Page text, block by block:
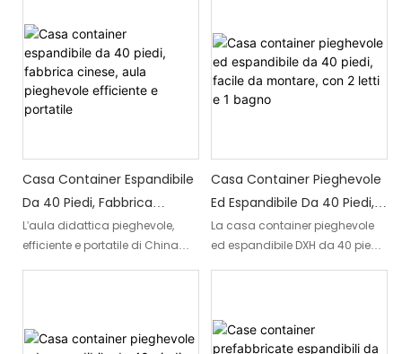
prefabbricata fonde
armoniosamente l'estetica con
la funzionalità pratica, offrendo
una soluzione conveniente,
sostenibile ed elegante per la
utilizzata come residenza
principale, come casa vacanze
o come alloggio temporaneo,
abitative.
conveniente. Realizzata con
una robusta struttura in acciaio
da 12 metri, questa casa
modulare offre ampi spazi
Casa Container Espandibile
Da 40 Piedi, Fabbrica
Cinese, Aula Pieghevole
Efficiente E Portatile
L'aula didattica pieghevole,
efficiente e portatile di China
Grazie al suo design efficiente e
Casa Container Pieghevole
Ed Espandibile Da 40 Piedi,
Facile Da Montare, Con 2
Letti E 1 Bagno
La casa container pieghevole
ed espandibile DXH da 40 piedi
Dotata di due comodi letti e di
un bagno completo, offre